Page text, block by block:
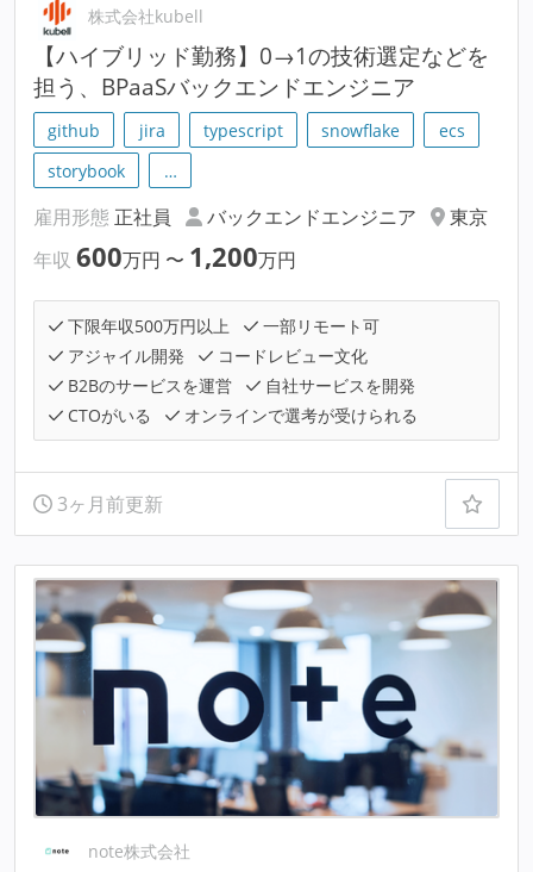
株式会社kubell
【ハイブリッド勤務】0→1の技術選定などを
担う、BPaaSバックエンドエンジニア
github jira typescript snowflake
ecs
storybook
…
雇用形態 正社員 バックエンドエンジニア
東京
年収 600万円 〜 1,200万円
下限年収500万円以上
一部リモート可
アジャイル開発
コードレビュー文化
B2Bのサービスを運営
自社サービスを開発
CTOがいる
オンラインで選考が受けられる
3ヶ月前更新
note株式会社